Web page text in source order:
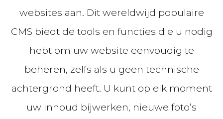
websites aan. Dit wereldwijd populaire
CMS biedt de tools en functies die u nodig
hebt om uw website eenvoudig te
beheren, zelfs als u geen technische
achtergrond heeft. U kunt op elk moment
uw inhoud bijwerken, nieuwe foto’s